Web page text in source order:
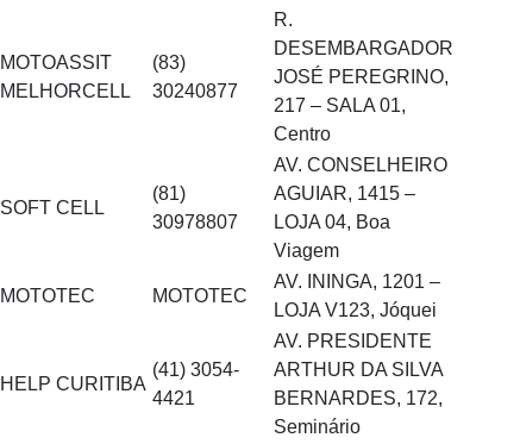
MOTOASSIT
MELHORCELL
(83)
30240877
R.
DESEMBARGADOR
JOSÉ PEREGRINO,
217 – SALA 01,
Centro
SOFT CELL
(81)
30978807
AV. CONSELHEIRO
AGUIAR, 1415 –
LOJA 04, Boa
Viagem
MOTOTEC MOTOTEC
AV. ININGA, 1201 –
LOJA V123, Jóquei
HELP CURITIBA
(41) 3054-
4421
AV. PRESIDENTE
ARTHUR DA SILVA
BERNARDES, 172,
Seminário